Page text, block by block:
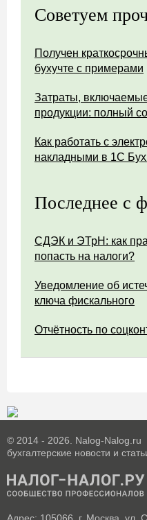
Советуем
Получен
бухучте с примерами
Затраты,
продукции: полный
Как работать с
накладными в 1С
Последнее с
СДЭК и ЭТрН: как
попасть на налоги?
Уведомление об
ключа фискального
Отчётность по
© 2014 - 2026. Nalog-Nalog.ru
бухгалтерские новости и